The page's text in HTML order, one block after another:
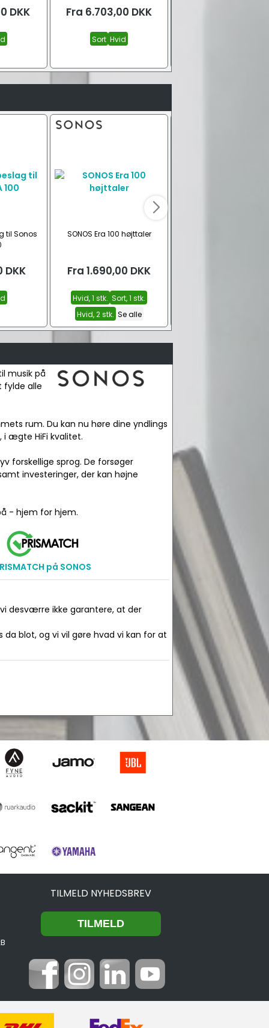
DKK Fra 6.703,00 DKK
Sort Hvid
til Sonos
DKK
SONOS Era 100 højttaler
Fra 1.690,00 DKK
Hvid, 1 stk. Sort, 1 stk.
Hvid, 2 stk. Se alle
musik på
fylde alle
rum. Du kan nu høre dine yndlings
ægte HiFi kvalitet.
forskellige sprog. De forsøger
investeringer, der kan højne
- hjem for hjem.
på SONOS
desværre ikke garantere, at der
blot, og vi vil gøre hvad vi kan for at
TILMELD NYHEDSBREV